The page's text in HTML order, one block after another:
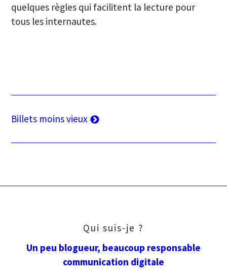
quelques règles qui facilitent la lecture pour
tous les internautes.
Navigation
des
Billets moins vieux
Qui suis-je ?
Un peu blogueur, beaucoup responsable
communication digitale